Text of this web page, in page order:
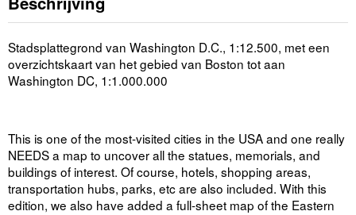
Stadsplattegrond van Washington D.C., 1:12.500, met een
overzichtskaart van het gebied van Boston tot aan
Washington DC, 1:1.000.000
This is one of the most-visited cities in the USA and one really
NEEDS a map to uncover all the statues, memorials, and
buildings of interest. Of course, hotels, shopping areas,
transportation hubs, parks, etc are also included. With this
edition, we also have added a full-sheet map of the Eastern